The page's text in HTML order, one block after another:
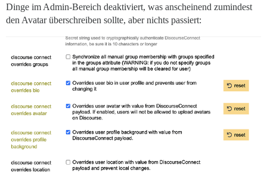
Dinge im Admin-Bereich deaktiviert, was anscheinend zumindest
den Avatar überschreiben sollte, aber nichts passiert: